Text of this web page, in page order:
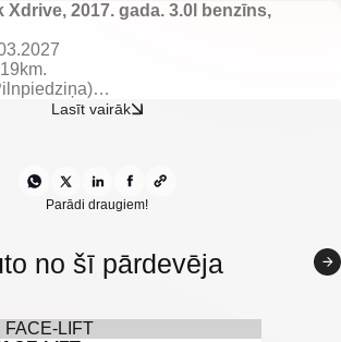
Xdrive, 2017. gada. 3.0l benzīns,
sēdvietas.
un nolokami spoguļi.
bagāžnieks.
saulessargs.
Lasīt vairāk
Parādi draugiem!
no šī pārdevēja